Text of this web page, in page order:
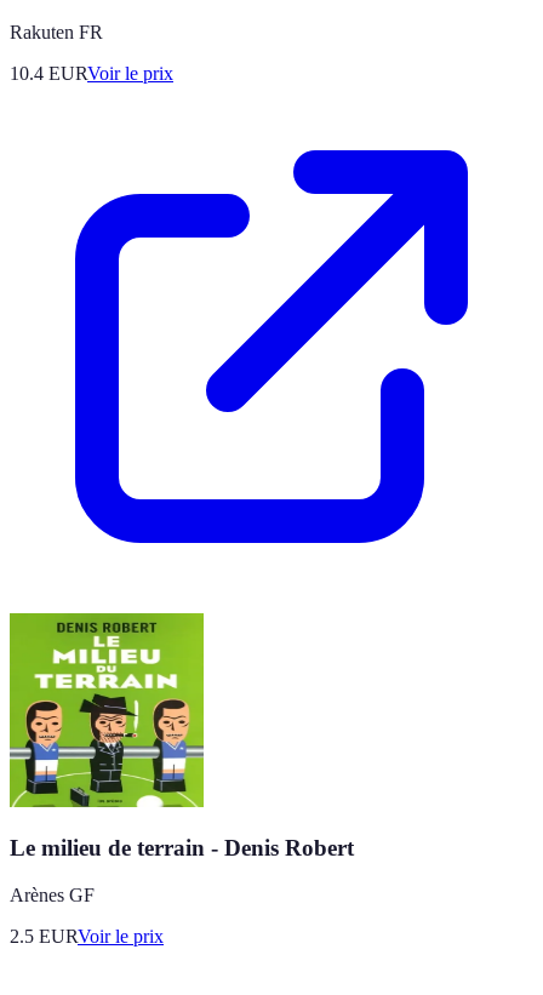
Rakuten FR
10.4 EURVoir le prix
Le milieu de terrain - Denis Robert
Arènes GF
2.5 EURVoir le prix